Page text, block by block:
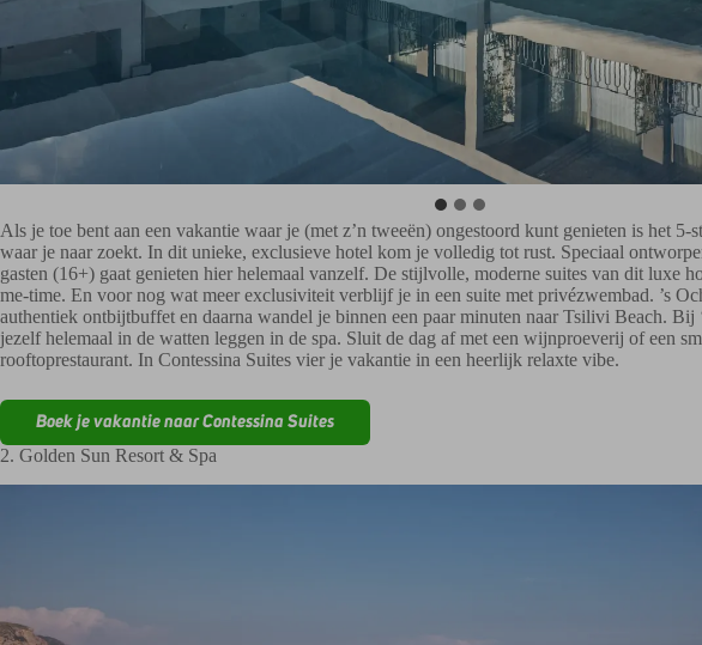
Als je toe bent aan een vakantie waar je (met z’n tweeën) ongestoord kunt genieten is het 5-
waar je naar zoekt. In dit unieke, exclusieve hotel kom je volledig tot rust. Speciaal
gasten (16+) gaat genieten hier helemaal vanzelf. De stijlvolle, moderne suites van dit luxe
me-time. En voor nog wat meer exclusiviteit verblijf je in een suite met privézwembad. ’s
authentiek ontbijtbuffet en daarna wandel je binnen een paar minuten naar Tsilivi Beach. Bij
jezelf helemaal in de watten leggen in de spa. Sluit de dag af met een wijnproeverij of een
rooftoprestaurant. In Contessina Suites vier je vakantie in een heerlijk relaxte vibe.
Boek je vakantie naar Contessina Suites
2. Golden Sun Resort & Spa